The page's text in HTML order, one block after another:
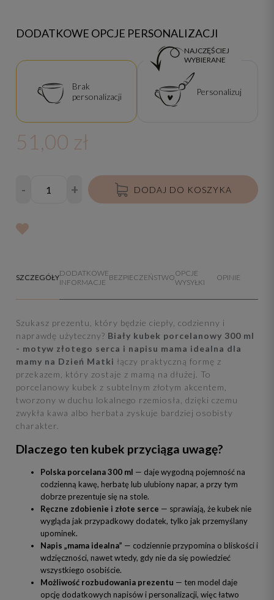
DODATKOWE OPCJE PERSONALIZACJI
Brak
personalizacji
Personalizuj
NAJCZĘŚCIEJ
WYBIERANE
51,00 zł
- + DODAJ DO KOSZYKA
SZCZEGÓŁYDODATKOWE
INFORMACJE BEZPIECZEŃSTWOOPCJE
WYSYŁKI
OPINIE
Szukasz prezentu, który będzie ciepły, codzienny i
naprawdę użyteczny? Biały kubek porcelanowy 300 ml
- motyw złotego serca i napisu mama idealna dla
mamy na Dzień Matki łączy praktyczną formę z
przekazem, który zostaje z mamą na dłużej. To
porcelanowy kubek z subtelnym złotym akcentem,
tworzony w duchu lokalnego rzemiosła, dzięki czemu
zwykła kawa albo herbata zyskuje bardziej osobisty
charakter.
Dlaczego ten kubek przyciąga uwagę?
Polska porcelana 300 ml — daje wygodną pojemność na
codzienną kawę, herbatę lub ulubiony napar, a przy tym
dobrze prezentuje się na stole.
Ręczne zdobienie i złote serce — sprawiają, że kubek nie
wygląda jak przypadkowy dodatek, tylko jak przemyślany
upominek.
Napis „mama idealna” — codziennie przypomina o bliskości i
wdzięczności, nawet wtedy, gdy nie da się powiedzieć
wszystkiego osobiście.
Możliwość rozbudowania prezentu — ten model daje
opcję dodatkowych napisów i personalizacji, więc łatwo